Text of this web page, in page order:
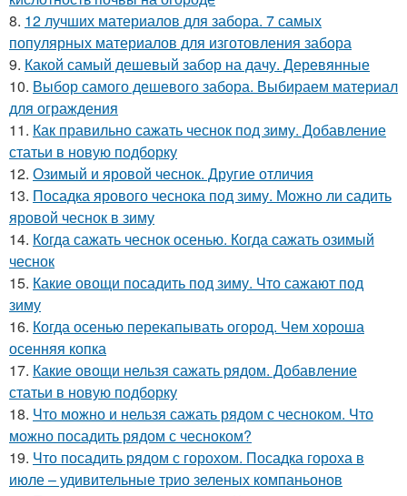
8. 12 лучших материалов для забора. 7 самых
популярных материалов для изготовления забора
9. Какой самый дешевый забор на дачу. Деревянные
10. Выбор самого дешевого забора. Выбираем материал
для ограждения
11. Как правильно сажать чеснок под зиму. Добавление
статьи в новую подборку
12. Озимый и яровой чеснок. Другие отличия
13. Посадка ярового чеснока под зиму. Можно ли садить
яровой чеснок в зиму
14. Когда сажать чеснок осенью. Когда сажать озимый
чеснок
15. Какие овощи посадить под зиму. Что сажают под
зиму
16. Когда осенью перекапывать огород. Чем хороша
осенняя копка
17. Какие овощи нельзя сажать рядом. Добавление
статьи в новую подборку
18. Что можно и нельзя сажать рядом с чесноком. Что
можно посадить рядом с чесноком?
19. Что посадить рядом с горохом. Посадка гороха в
июле – удивительные трио зеленых компаньонов